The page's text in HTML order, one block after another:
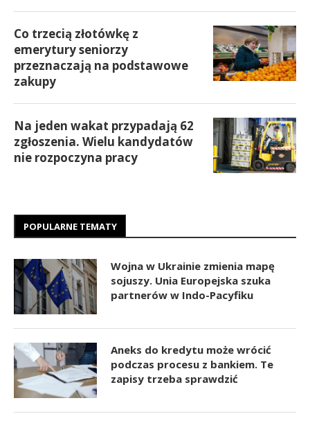
Co trzecią złotówkę z
emerytury seniorzy
przeznaczają na podstawowe
zakupy
Na jeden wakat przypadają 62
zgłoszenia. Wielu kandydatów
nie rozpoczyna pracy
POPULARNE TEMATY
Wojna w Ukrainie zmienia mapę
sojuszy. Unia Europejska szuka
partnerów w Indo-Pacyfiku
Aneks do kredytu może wrócić
podczas procesu z bankiem. Te
zapisy trzeba sprawdzić